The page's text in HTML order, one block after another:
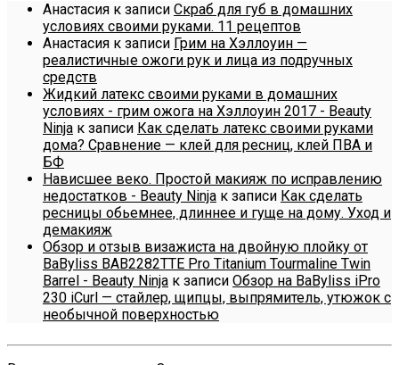
Анастасия к записи Скраб для губ в домашних
условиях своими руками. 11 рецептов
Анастасия к записи Грим на Хэллоуин —
реалистичные ожоги рук и лица из подручных
средств
Жидкий латекс своими руками в домашних
условиях - грим ожога на Хэллоуин 2017 - Beauty
Ninja к записи Как сделать латекс своими руками
дома? Сравнение — клей для ресниц, клей ПВА и
БФ
Нависшее веко. Простой макияж по исправлению
недостатков - Beauty Ninja к записи Как сделать
ресницы обьемнее, длиннее и гуще на дому. Уход и
демакияж
Обзор и отзыв визажиста на двойную плойку от
BaByliss BAB2282TTE Pro Titanium Tourmaline Twin
Barrel - Beauty Ninja к записи Обзор на BaByliss iPro
230 iCurl — стайлер, щипцы, выпрямитель, утюжок с
необычной поверхностью